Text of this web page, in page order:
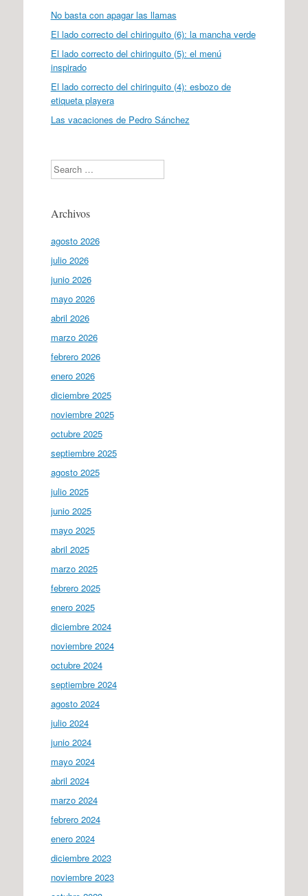
No basta con apagar las llamas
El lado correcto del chiringuito (6): la mancha verde
El lado correcto del chiringuito (5): el menú
inspirado
El lado correcto del chiringuito (4): esbozo de
etiqueta playera
Las vacaciones de Pedro Sánchez
Search
Archivos
agosto 2026
julio 2026
junio 2026
mayo 2026
abril 2026
marzo 2026
febrero 2026
enero 2026
diciembre 2025
noviembre 2025
octubre 2025
septiembre 2025
agosto 2025
julio 2025
junio 2025
mayo 2025
abril 2025
marzo 2025
febrero 2025
enero 2025
diciembre 2024
noviembre 2024
octubre 2024
septiembre 2024
agosto 2024
julio 2024
junio 2024
mayo 2024
abril 2024
marzo 2024
febrero 2024
enero 2024
diciembre 2023
noviembre 2023